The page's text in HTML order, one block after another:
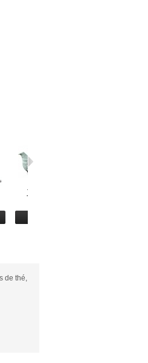
Théière...
de thé,